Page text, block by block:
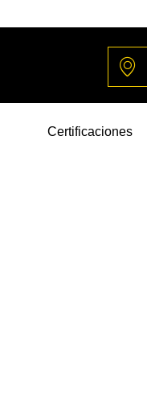
Certificaciones